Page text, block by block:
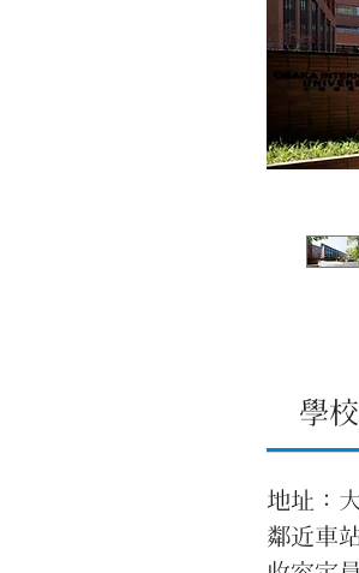
學
地址：
鄰近車